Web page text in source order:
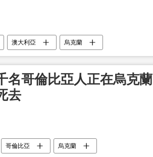
澳大利亞 烏克蘭
名哥倫比亞人正在烏克蘭
去
哥倫比亞 烏克蘭